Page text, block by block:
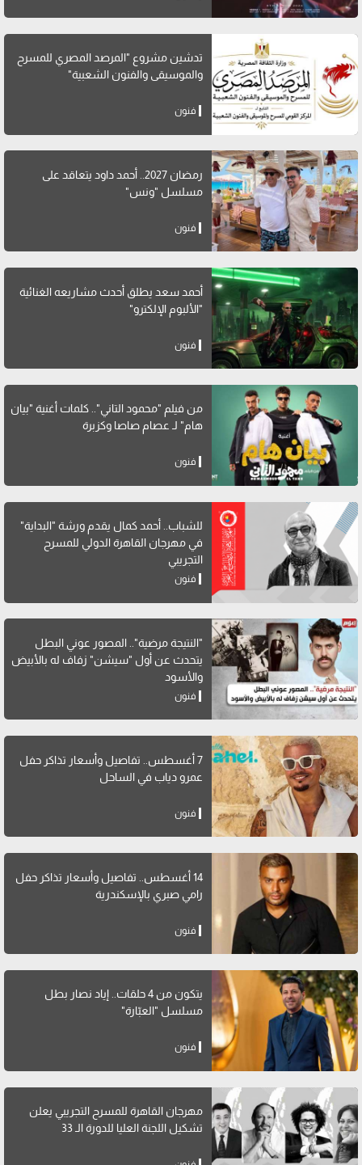
تدشين مشروع "المرصد المصري للمسرح
والموسيقى والفنون الشعبية"
فنون
رمضان 2027.. أحمد داود يتعاقد على
مسلسل "ونس"
فنون
أحمد سعد يطلق أحدث مشاريعه الغنائية
"الألبوم الإلكترو"
فنون
من فيلم "محمود التاني".. كلمات أغنية "بيان
هام" لـ عصام صاصا وكزبرة
فنون
للشباب.. أحمد كمال يقدم ورشة "البداية"
في مهرجان القاهرة الدولي للمسرح
التجريبي
فنون
"النتيجة مرضية".. المصور عوني البطل
يتحدث عن أول "سيشن" زفاف له بالأبيض
والأسود
فنون
7 أغسطس.. تفاصيل وأسعار تذاكر حفل
عمرو دياب في الساحل
فنون
14 أغسطس.. تفاصيل وأسعار تذاكر حفل
رامي صبري بالإسكندرية
فنون
يتكون من 4 حلقات.. إياد نصار بطل
مسلسل "العبّارة"
فنون
مهرجان القاهرة للمسرح التجريبي يعلن
تشكيل اللجنة العليا للدورة الـ 33